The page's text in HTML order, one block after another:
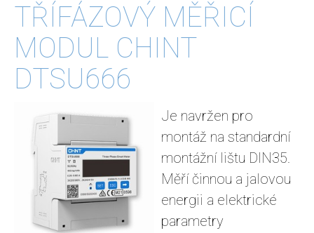
TŘÍFÁZOVÝ MĚŘICÍ
MODUL CHINT
DTSU666
Je navržen pro
montáž na standardní
montážní lištu DIN35.
Měří činnou a jalovou
energii a elektrické
parametry